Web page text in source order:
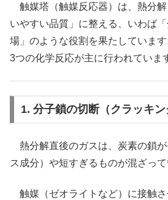
触媒塔（触媒反応器）は、熱分
いやすい品質」に整える、いわば
場」のような役割を果たしていま
3つの化学反応が主に行われていま
1. 分子鎖の切断（クラッキン
熱分解直後のガスは、炭素の鎖が
ス成分）や短すぎるものが混ざって
触媒（ゼオライトなど）に接触